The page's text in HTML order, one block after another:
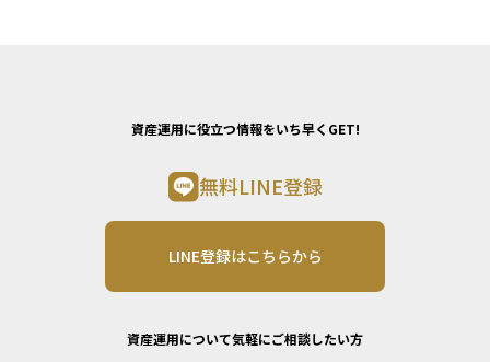
資産運用に役立つ情報をいち早くGET!
無料LINE登録
LINE登録はこちらから
資産運用について気軽にご相談したい方